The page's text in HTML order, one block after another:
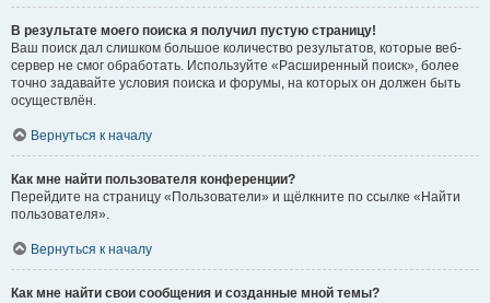
В результате моего поиска я получил пустую страницу!
Ваш поиск дал слишком большое количество результатов, которые веб-
сервер не смог обработать. Используйте «Расширенный поиск», более
точно задавайте условия поиска и форумы, на которых он должен быть
осуществлён.
Вернуться к началу
Как мне найти пользователя конференции?
Перейдите на страницу «Пользователи» и щёлкните по ссылке «Найти
пользователя».
Вернуться к началу
Как мне найти свои сообщения и созданные мной темы?